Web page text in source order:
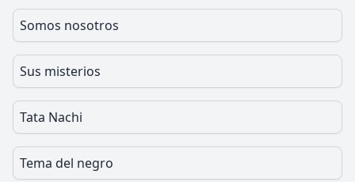
Somos nosotros
Sus misterios
Tata Nachi
Tema del negro